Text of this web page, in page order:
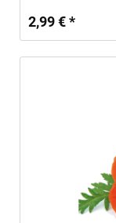
2,99 € *